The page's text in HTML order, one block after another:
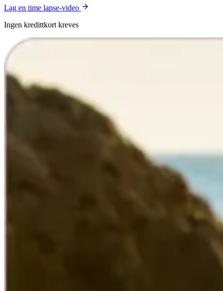
Lag en time lapse-video
Ingen kredittkort kreves